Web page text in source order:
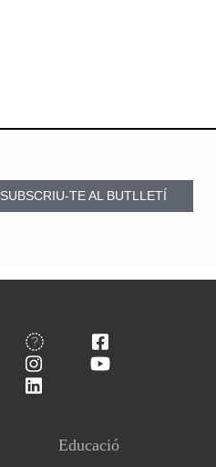
SUBSCRIU-TE AL BUTLLETÍ
Educació